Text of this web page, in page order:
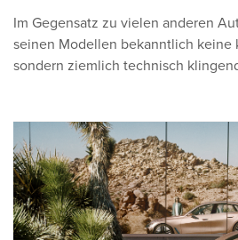
Im Gegensatz zu vielen anderen
seinen Modellen bekanntlich keine
sondern ziemlich technisch